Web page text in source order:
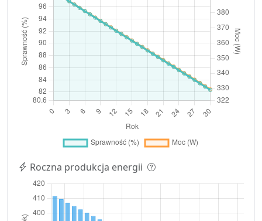
Roczna produkcja energii